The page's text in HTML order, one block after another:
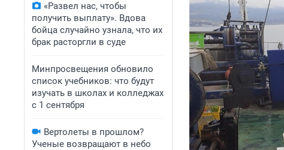
«Развел нас, чтобы
получить выплату». Вдова
бойца случайно узнала, что их
брак расторгли в суде
Минпросвещения обновило
список учебников: что будут
изучать в школах и колледжах
с 1 сентября
Вертолеты в прошлом?
Ученые возвращают в небо